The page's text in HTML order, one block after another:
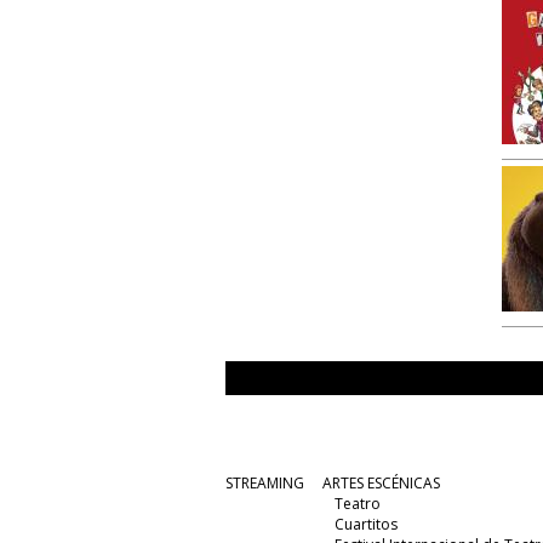
STREAMING
ARTES ESCÉNICAS
Teatro
Cuartitos